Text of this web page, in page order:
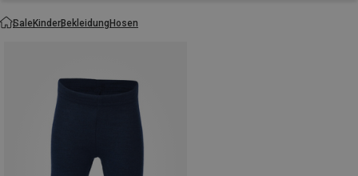
SaleKinderBekleidungHosen